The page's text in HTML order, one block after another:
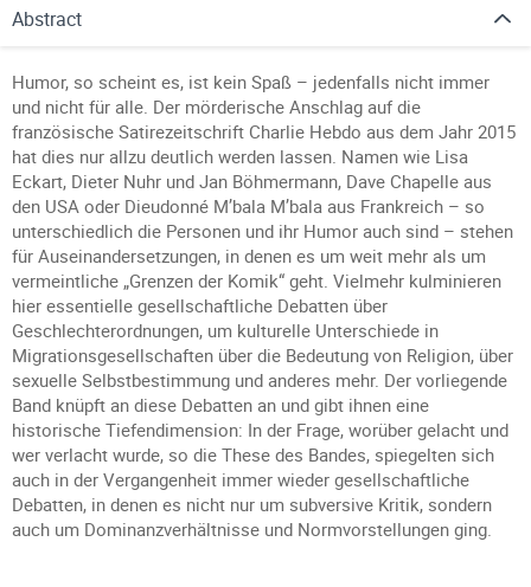
Abstract
Humor, so scheint es, ist kein Spaß – jedenfalls nicht immer
und nicht für alle. Der mörderische Anschlag auf die
französische Satirezeitschrift Charlie Hebdo aus dem Jahr 2015
hat dies nur allzu deutlich werden lassen. Namen wie Lisa
Eckart, Dieter Nuhr und Jan Böhmermann, Dave Chapelle aus
den USA oder Dieudonné M’bala M’bala aus Frankreich – so
unterschiedlich die Personen und ihr Humor auch sind – stehen
für Auseinandersetzungen, in denen es um weit mehr als um
vermeintliche „Grenzen der Komik“ geht. Vielmehr kulminieren
hier essentielle gesellschaftliche Debatten über
Geschlechterordnungen, um kulturelle Unterschiede in
Migrationsgesellschaften über die Bedeutung von Religion, über
sexuelle Selbstbestimmung und anderes mehr. Der vorliegende
Band knüpft an diese Debatten an und gibt ihnen eine
historische Tiefendimension: In der Frage, worüber gelacht und
wer verlacht wurde, so die These des Bandes, spiegelten sich
auch in der Vergangenheit immer wieder gesellschaftliche
Debatten, in denen es nicht nur um subversive Kritik, sondern
auch um Dominanzverhältnisse und Normvorstellungen ging.